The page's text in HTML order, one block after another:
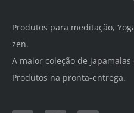
Produtos para meditação,
zen.
A maior coleção de japamalas
Produtos na pronta-entrega.